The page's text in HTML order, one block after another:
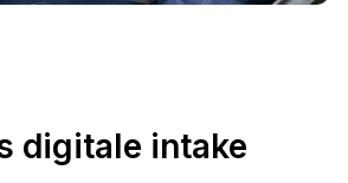
digitale intake